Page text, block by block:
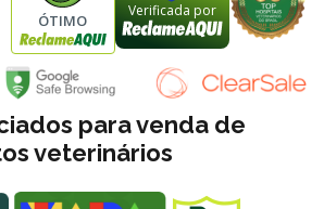
ÓTIMO Verificada por
para venda de
veterinários